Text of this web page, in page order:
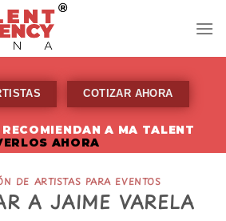
COTIZAR AHORA
A MA TALENT
AHORA
DE ARTISTAS PARA EVENTOS
A JAIME VARELA